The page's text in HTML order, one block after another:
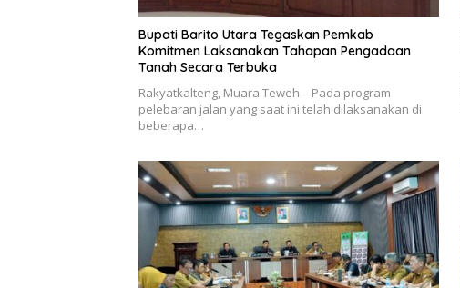
Bupati Barito Utara Tegaskan Pemkab
Komitmen Laksanakan Tahapan Pengadaan
Tanah Secara Terbuka
Rakyatkalteng, Muara Teweh – Pada program
pelebaran jalan yang saat ini telah dilaksanakan di
beberapa…